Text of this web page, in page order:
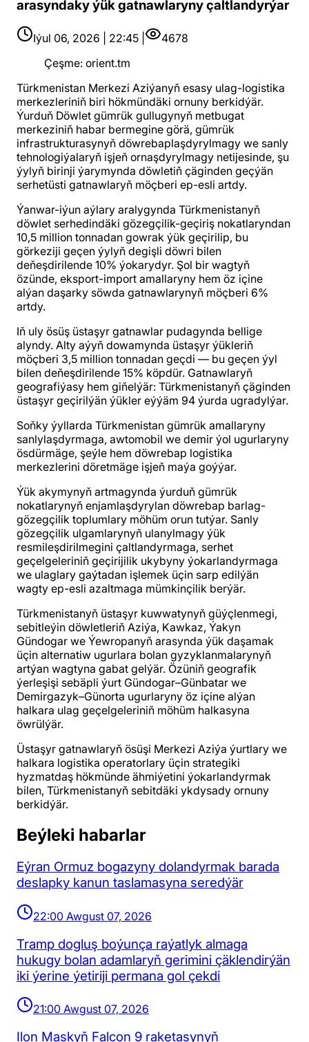
arasyndaky ýük gatnawlaryny çaltlandyrýar
Iýul 06, 2026 | 22:45 |
4678
Çeşme: orient.tm
Türkmenistan Merkezi Aziýanyň esasy ulag-logistika
merkezleriniň biri hökmündäki ornuny berkidýär.
Ýurduň Döwlet gümrük gullugynyň metbugat
merkeziniň habar bermegine görä, gümrük
infrastrukturasynyň döwrebaplaşdyrylmagy we sanly
tehnologiýalaryň işjeň ornaşdyrylmagy netijesinde, şu
ýylyň birinji ýarymynda döwletiň çäginden geçýän
serhetüsti gatnawlaryň möçberi ep-esli artdy.
Ýanwar-iýun aýlary aralygynda Türkmenistanyň
döwlet serhedindäki gözegçilik-geçiriş nokatlaryndan
10,5 million tonnadan gowrak ýük geçirilip, bu
görkeziji geçen ýylyň degişli döwri bilen
deňeşdirilende 10% ýokarydyr. Şol bir wagtyň
özünde, eksport-import amallaryny hem öz içine
alýan daşarky söwda gatnawlarynyň möçberi 6%
artdy.
Iň uly ösüş üstaşyr gatnawlar pudagynda bellige
alyndy. Alty aýyň dowamynda üstaşyr ýükleriň
möçberi 3,5 million tonnadan geçdi — bu geçen ýyl
bilen deňeşdirilende 15% köpdür. Gatnawlaryň
geografiýasy hem giňelýär: Türkmenistanyň çäginden
üstaşyr geçirilýän ýükler eýýäm 94 ýurda ugradylýar.
Soňky ýyllarda Türkmenistan gümrük amallaryny
sanlylaşdyrmaga, awtomobil we demir ýol ugurlaryny
ösdürmäge, şeýle hem döwrebap logistika
merkezlerini döretmäge işjeň maýa goýýar.
Ýük akymynyň artmagynda ýurduň gümrük
nokatlarynyň enjamlaşdyrylan döwrebap barlag-
gözegçilik toplumlary möhüm orun tutýar. Sanly
gözegçilik ulgamlarynyň ulanylmagy ýük
resmileşdirilmegini çaltlandyrmaga, serhet
geçelgeleriniň geçirijilik ukybyny ýokarlandyrmaga
we ulaglary gaýtadan işlemek üçin sarp edilýän
wagty ep-esli azaltmaga mümkinçilik berýär.
Türkmenistanyň üstaşyr kuwwatynyň güýçlenmegi,
sebitleýin döwletleriň Aziýa, Kawkaz, Ýakyn
Gündogar we Ýewropanyň arasynda ýük daşamak
üçin alternatiw ugurlara bolan gyzyklanmalarynyň
artýan wagtyna gabat gelýär. Özüniň geografik
ýerleşişi sebäpli ýurt Gündogar–Günbatar we
Demirgazyk–Günorta ugurlaryny öz içine alýan
halkara ulag geçelgeleriniň möhüm halkasyna
öwrülýär.
Üstaşyr gatnawlaryň ösüşi Merkezi Aziýa ýurtlary we
halkara logistika operatorlary üçin strategiki
hyzmatdaş hökmünde ähmiýetini ýokarlandyrmak
bilen, Türkmenistanyň sebitdäki ykdysady ornuny
berkidýär.
Beýleki habarlar
Eýran Ormuz bogazyny dolandyrmak barada
deslapky kanun taslamasyna seredýär
22:00 Awgust 07, 2026
Tramp dogluş boýunça raýatlyk almaga
hukugy bolan adamlaryň gerimini çäklendirýän
iki ýerine ýetiriji permana gol çekdi
21:00 Awgust 07, 2026
Ilon Maskyň Falcon 9 raketasynyň